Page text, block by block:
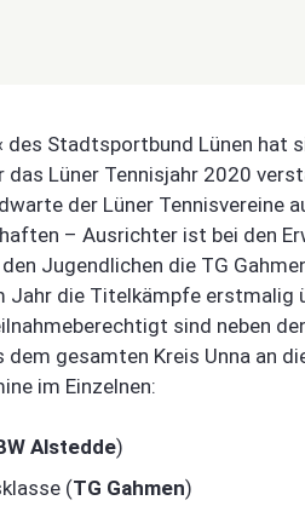
des Stadtsportbund Lünen hat
Lüner Tennisjahr 2020
der Lüner Tennisvereine
– Ausrichter ist bei den
Jugendlichen die TG
Jahr die Titelkämpfe erstmalig
sind neben
dem gesamten Kreis Unna an
im Einzelnen:
Alstedde)
(TG Gahmen)